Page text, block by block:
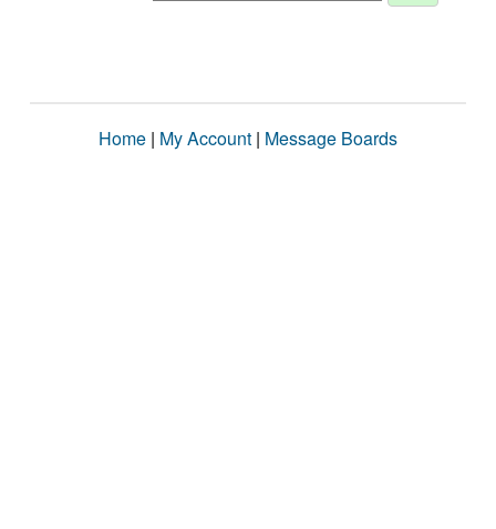
Home | My Account | Message Boards